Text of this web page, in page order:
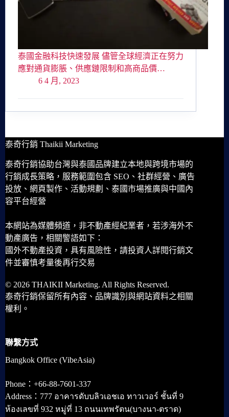
泰國金融科技快速發展 儘管全球經濟正在努力
應對通貨膨脹、供應鏈限制和高商品價…
6 4 月, 2023
泰奇行銷 Thaikii Marketing
泰奇行銷協助台灣與泰國品牌建立本地與跨境市場的
行銷成長策略，服務範圍包含 SEO、社群經營、廣告
投放、網頁製作、活動規劃、泰國市場推廣與中國內
容平台經營
本網站為媒體頻道，非不動產經紀業者，若涉海外不
動產廣告，相關警語如下：
國外不動產投資，具有風險性，請投資人詳閱行銷文
件並審慎考量後再行交易
© 2026 THAIKII Marketing. All Rights Reserved.
泰奇行銷保留所有內容、品牌識別與網站資料之相關
權利。
聯繫方式
Bangkok Office (VibeAsia)
Phone：+66-88-7601-337
Address：777 อาคารดับบลิวเอชเอ ทาวเวอร์ ชั้นที่ 9
ห้องเลขที่ 932 หมู่ที่ 13 ถนนเทพรัตน(บางนา-ตราด)